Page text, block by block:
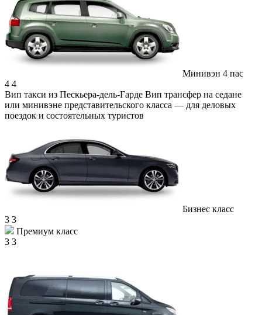
Минивэн 4 пас
4 4
Вип такси из Пескьера-дель-Гарде Вип трансфер на седане
или минивэне представительского класса — для деловых
поездок и состоятельных туристов
Бизнес класс
3 3
Премиум класс
3 3